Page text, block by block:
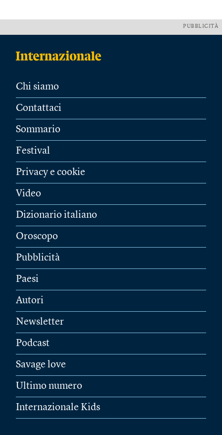
PUBBLICITÀ
Chi siamo
Contattaci
Sommario
Festival
Privacy e cookie
Video
Dizionario italiano
Oroscopo
Pubblicità
Paesi
Autori
Newsletter
Podcast
Savage love
Ultimo numero
Internazionale Kids